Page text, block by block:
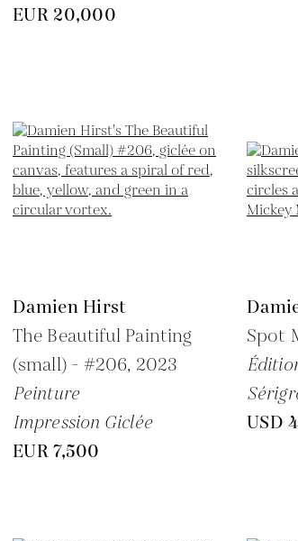
EUR 20,000
Damien Hirst
The Beautiful Painting
(small) - #206, 2023
Peinture
Impression Giclée
EUR 7,500
Spot
USD